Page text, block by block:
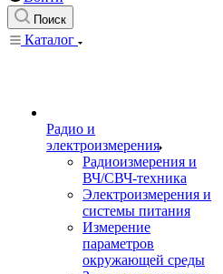
Поиск
Каталог
Радио и
электроизмерения
Радиоизмерения и
ВЧ/СВЧ-техника
Электроизмерения и
системы питания
Измерение
параметров
окружающей среды